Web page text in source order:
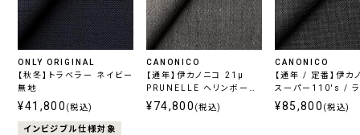
ONLY ORIGINAL
【秋冬】トラベラー ネイビー
無地
¥41,800 (税込)
インビジブル仕様対象
CANONICO
【通年】伊カノニコ 21μ
PRUNELLE ヘリンボーン
グレー
¥74,800 (税込)
CANONICO
【通年 / 定番】伊カ
スーパー110's / ラ
レー
¥85,800 (税込)